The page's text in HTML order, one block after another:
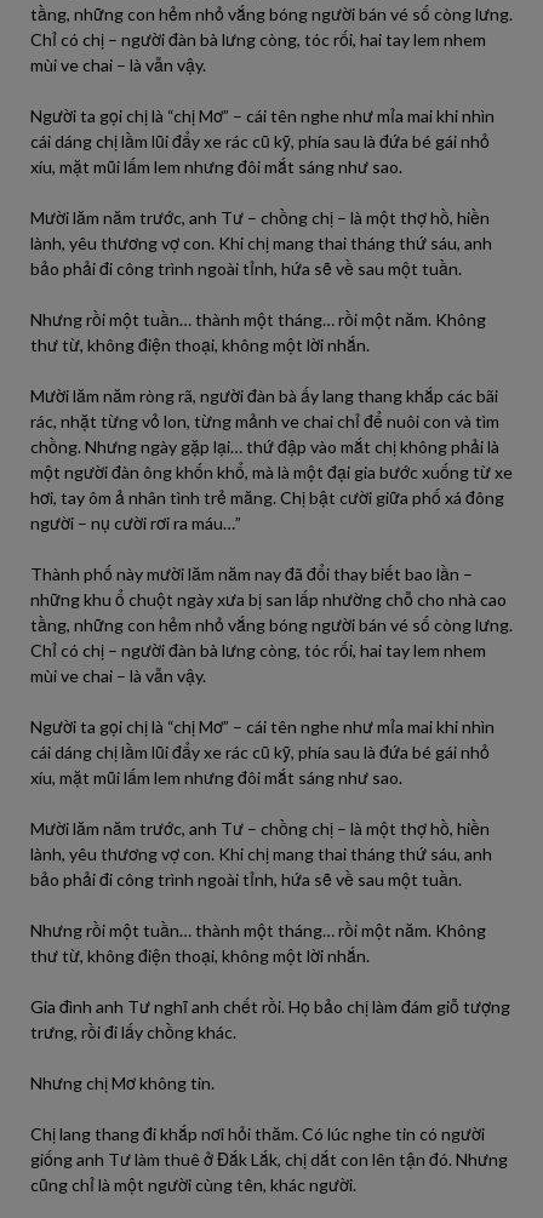
tầng, những con hẻm nhỏ vắng bóng người bán vé số còng lưng.
Chỉ có chị – người đàn bà lưng còng, tóc rối, hai tay lem nhem
mùi ve chai – là vẫn vậy.
Người ta gọi chị là “chị Mơ” – cái tên nghe như mỉa mai khi nhìn
cái dáng chị lầm lũi đẩy xe rác cũ kỹ, phía sau là đứa bé gái nhỏ
xíu, mặt mũi lấm lem nhưng đôi mắt sáng như sao.
Mười lăm năm trước, anh Tư – chồng chị – là một thợ hồ, hiền
lành, yêu thương vợ con. Khi chị mang thai tháng thứ sáu, anh
bảo phải đi công trình ngoài tỉnh, hứa sẽ về sau một tuần.
Nhưng rồi một tuần… thành một tháng… rồi một năm. Không
thư từ, không điện thoại, không một lời nhắn.
Mười lăm năm ròng rã, người đàn bà ấy lang thang khắp các bãi
rác, nhặt từng vỏ lon, từng mảnh ve chai chỉ để nuôi con và tìm
chồng. Nhưng ngày gặp lại… thứ đập vào mắt chị không phải là
một người đàn ông khốn khổ, mà là một đại gia bước xuống từ xe
hơi, tay ôm ả nhân tình trẻ măng. Chị bật cười giữa phố xá đông
người – nụ cười rơi ra máu…”
Thành phố này mười lăm năm nay đã đổi thay biết bao lần –
những khu ổ chuột ngày xưa bị san lấp nhường chỗ cho nhà cao
tầng, những con hẻm nhỏ vắng bóng người bán vé số còng lưng.
Chỉ có chị – người đàn bà lưng còng, tóc rối, hai tay lem nhem
mùi ve chai – là vẫn vậy.
Người ta gọi chị là “chị Mơ” – cái tên nghe như mỉa mai khi nhìn
cái dáng chị lầm lũi đẩy xe rác cũ kỹ, phía sau là đứa bé gái nhỏ
xíu, mặt mũi lấm lem nhưng đôi mắt sáng như sao.
Mười lăm năm trước, anh Tư – chồng chị – là một thợ hồ, hiền
lành, yêu thương vợ con. Khi chị mang thai tháng thứ sáu, anh
bảo phải đi công trình ngoài tỉnh, hứa sẽ về sau một tuần.
Nhưng rồi một tuần… thành một tháng… rồi một năm. Không
thư từ, không điện thoại, không một lời nhắn.
Gia đình anh Tư nghĩ anh chết rồi. Họ bảo chị làm đám giỗ tượng
trưng, rồi đi lấy chồng khác.
Nhưng chị Mơ không tin.
Chị lang thang đi khắp nơi hỏi thăm. Có lúc nghe tin có người
giống anh Tư làm thuê ở Đắk Lắk, chị dắt con lên tận đó. Nhưng
cũng chỉ là một người cùng tên, khác người.